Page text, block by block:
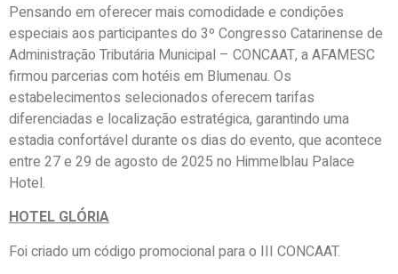
Pensando em oferecer mais comodidade e condições
especiais aos participantes do 3º Congresso Catarinense de
Administração Tributária Municipal – CONCAAT, a AFAMESC
firmou parcerias com hotéis em Blumenau. Os
estabelecimentos selecionados oferecem tarifas
diferenciadas e localização estratégica, garantindo uma
estadia confortável durante os dias do evento, que acontece
entre 27 e 29 de agosto de 2025 no Himmelblau Palace
Hotel.
HOTEL GLÓRIA
Foi criado um código promocional para o III CONCAAT.